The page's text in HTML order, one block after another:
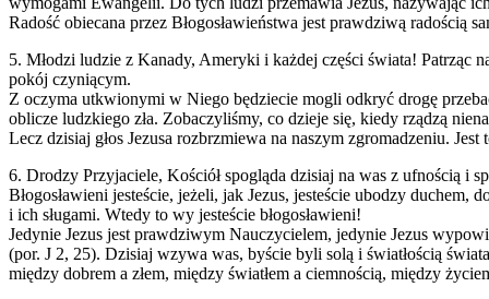
Radość obiecana przez Błogosławieństwa jest prawdziwą radością
5. Młodzi ludzie z Kanady, Ameryki i każdej części świata! Patrząc
pokój czyniącym.
Z oczyma utkwionymi w Niego będziecie mogli odkryć drogę
oblicze ludzkiego zła. Zobaczyliśmy, co dzieje się, kiedy rządzą
Lecz dzisiaj głos Jezusa rozbrzmiewa na naszym zgromadzeniu.
6. Drodzy Przyjaciele, Kościół spogląda dzisiaj na was z ufnością i
Błogosławieni jesteście, jeżeli, jak Jezus, jesteście ubodzy
i ich sługami. Wtedy to wy jesteście błogosławieni!
Jedynie Jezus jest prawdziwym Nauczycielem, jedynie Jezus
(por. J 2, 25). Dzisiaj wzywa was, byście byli solą i światłością
między dobrem a złem, między światłem a ciemnością, między